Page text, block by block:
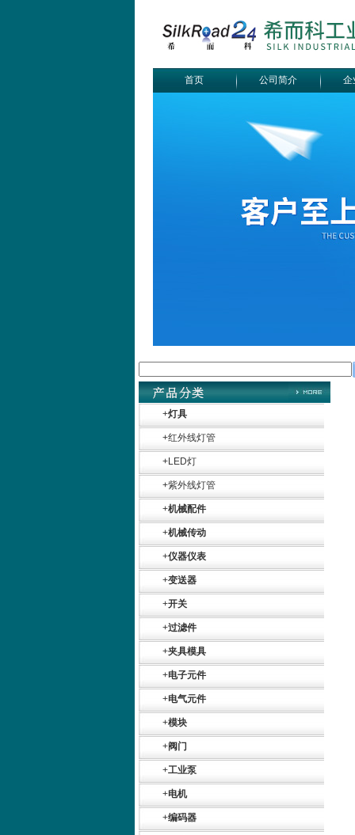
首页 公司简介 企
+灯具
+红外线灯管
+LED灯
+紫外线灯管
+机械配件
+机械传动
+仪器仪表
+变送器
+开关
+过滤件
+夹具模具
+电子元件
+电气元件
+模块
+阀门
+工业泵
+电机
+编码器